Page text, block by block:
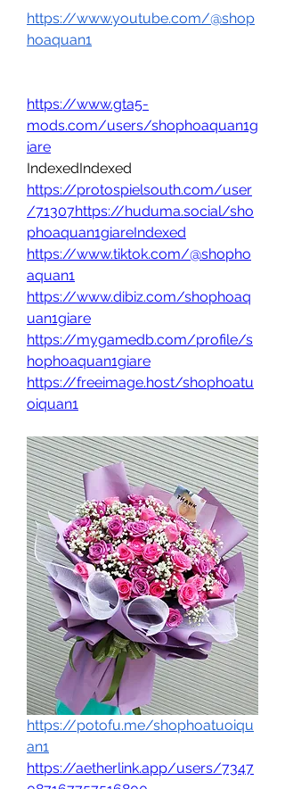
https://www.youtube.com/@shop
hoaquan1
https://www.gta5-
mods.com/users/shophoaquan1g
iare
IndexedIndexed
https://protospielsouth.com/user
/71307https://huduma.social/sho
phoaquan1giareIndexed
https://www.tiktok.com/@shopho
aquan1
https://www.dibiz.com/shophoaq
uan1giare
https://mygamedb.com/profile/s
hophoaquan1giare
https://freeimage.host/shophoatu
oiquan1
https://potofu.me/shophoatuoiqu
an1
https://aetherlink.app/users/7347